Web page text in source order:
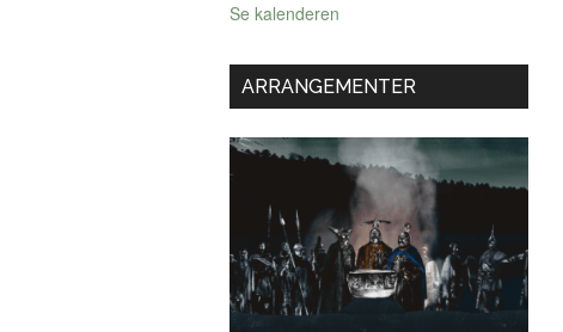
Se kalenderen
ARRANGEMENTER